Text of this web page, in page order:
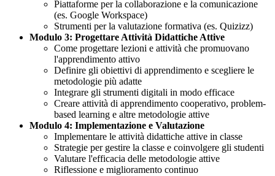
Piattaforme per la collaborazione e la comunicazione
(es. Google Workspace)
Strumenti per la valutazione formativa (es. Quizizz)
Modulo 3: Progettare Attività Didattiche Attive
Come progettare lezioni e attività che promuovano
l'apprendimento attivo
Definire gli obiettivi di apprendimento e scegliere le
metodologie più adatte
Integrare gli strumenti digitali in modo efficace
Creare attività di apprendimento cooperativo, problem-
based learning e altre metodologie attive
Modulo 4: Implementazione e Valutazione
Implementare le attività didattiche attive in classe
Strategie per gestire la classe e coinvolgere gli studenti
Valutare l'efficacia delle metodologie attive
Riflessione e miglioramento continuo